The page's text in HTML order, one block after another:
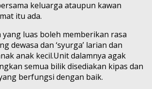
keluarga ataupun kawan
itu ada.
yang luas boleh memberikan rasa
dewasa dan ‘syurga’ larian dan
anak kecil.Unit dalamnya agak
semua bilik disediakan kipas dan
berfungsi dengan baik.